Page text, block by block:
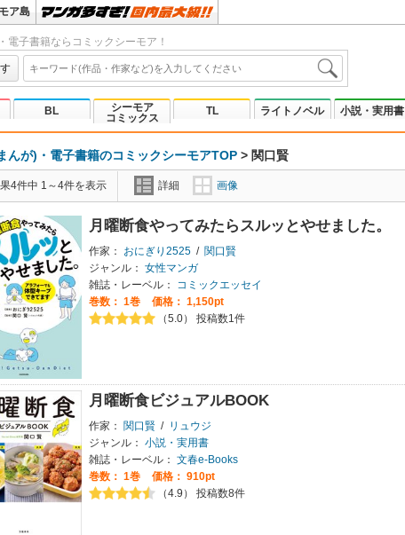
ア島
電子書籍ならコミックシーモア！
BL
シーモア
コミックス
TL ライトノベル 小説・実用書
んが)・電子書籍のコミックシーモアTOP > 関口賢
4件中 1～4件を表示 詳細 画像
月曜断食やってみたらスルッとやせました。
作家： おにぎり2525 / 関口賢
ジャンル： 女性マンガ
雑誌・レーベル：
コミックエッセイ
巻数： 1巻
価格： 1,150pt
（5.0） 投稿数1件
月曜断食ビジュアルBOOK
作家： 関口賢 /
リュウジ
ジャンル： 小説・実用書
雑誌・レーベル： 文春e-Books
巻数： 1巻
価格： 910pt
（4.9） 投稿数8件